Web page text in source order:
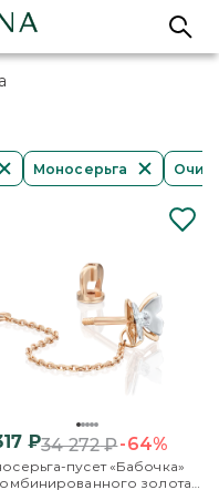
Моносерьга
₽34 272₽-64%
пусет «Бабочка»
золота